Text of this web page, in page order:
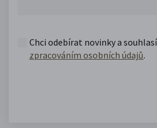
Chci odebírat novinky a
zpracováním osobních údajů.